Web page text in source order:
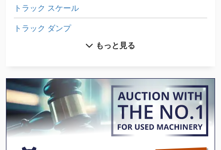
トラック スケール
トラック ダンプ
トラック ホイール洗浄システム
ドリル 用 ビット
ブレーキ パッドのリベット プレス
ブレーキ モジュール
もっと見る